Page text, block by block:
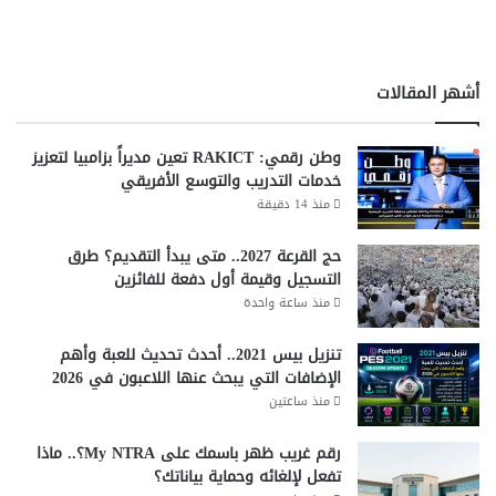
realme في مصر
Victory Halo
أداء realme 14T
أفضل هواتف الفئة المتوسطة
بطارية 6000 مللي أمبير
تصميم ميكا
ذاكرة عشوائية 26 جيجابايت
سعر realme 14
سعر realme 14T
شاشة AMOLED 120Hz
كاميرا 50 ميجابكسل
معالج Dimensity 6300 5G
مقاومة الماء IP69
س
ف
ر
خ
د
ا
م
ا
ل
م
ح
ا
ف
ظ
ا
ل
إ
ل
ك
ر
أشهر المقالات
وطن رقمي: RAKICT تعين مديراً بزامبيا لتعزيز
خدمات التدريب والتوسع الأفريقي
منذ 14 دقيقة
حج القرعة 2027.. متى يبدأ التقديم؟ طرق
التسجيل وقيمة أول دفعة للفائزين
منذ ساعة واحدة
تنزيل بيس 2021.. أحدث تحديث للعبة وأهم
الإضافات التي يبحث عنها اللاعبون في 2026
منذ ساعتين
رقم غريب ظهر باسمك على My NTRA؟.. ماذا
تفعل لإلغائه وحماية بياناتك؟